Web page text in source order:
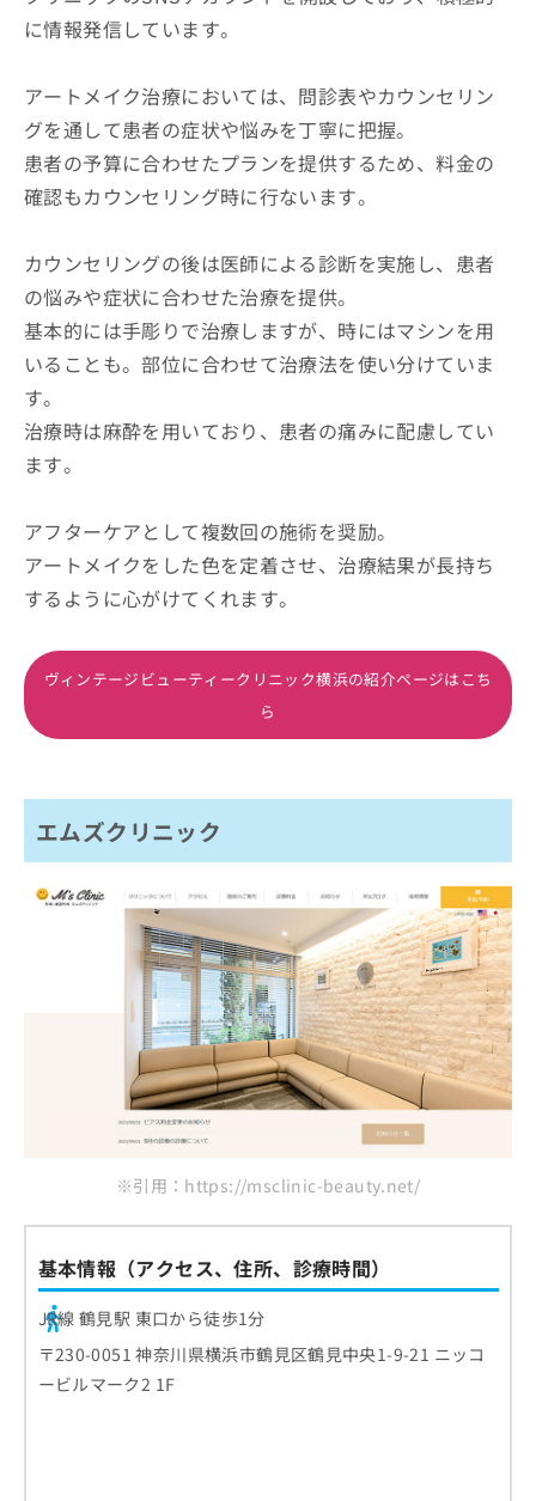
に情報発信しています。
アートメイク治療においては、問診表やカウンセリン
グを通して患者の症状や悩みを丁寧に把握。
患者の予算に合わせたプランを提供するため、料金の
確認もカウンセリング時に行ないます。
カウンセリングの後は医師による診断を実施し、患者
の悩みや症状に合わせた治療を提供。
基本的には手彫りで治療しますが、時にはマシンを用
いることも。部位に合わせて治療法を使い分けていま
す。
治療時は麻酔を用いており、患者の痛みに配慮してい
ます。
アフターケアとして複数回の施術を奨励。
アートメイクをした色を定着させ、治療結果が長持ち
するように心がけてくれます。
ヴィンテージビューティークリニック横浜の紹介ページはこち
ら
エムズクリニック
※引用：https://msclinic-beauty.net/
基本情報（アクセス、住所、診療時間）
JR線 鶴見駅 東口から徒歩1分
〒230-0051 神奈川県横浜市鶴見区鶴見中央1-9-21 ニッコ
ービルマーク2 1F